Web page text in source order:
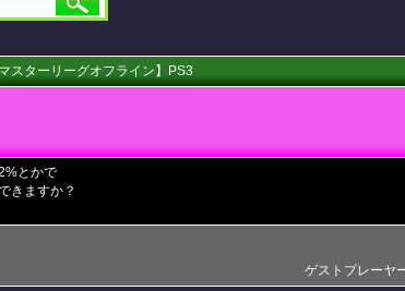
スターリーグオフライン】PS3
とかで
きますか？
ゲストプレーヤ